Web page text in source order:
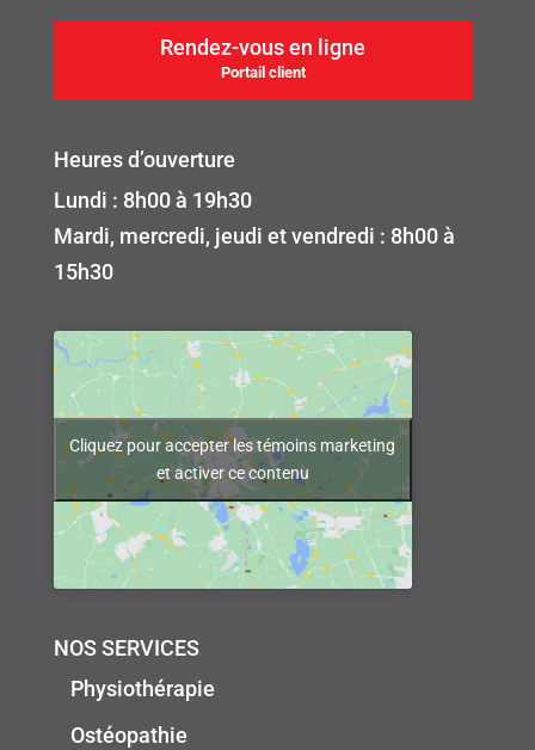
Rendez-vous en ligne
Portail client
Heures d’ouverture
Lundi : 8h00 à 19h30
Mardi, mercredi, jeudi et vendredi : 8h00 à
15h30
Cliquez pour accepter les témoins marketing
et activer ce contenu
NOS SERVICES
Physiothérapie
Ostéopathie